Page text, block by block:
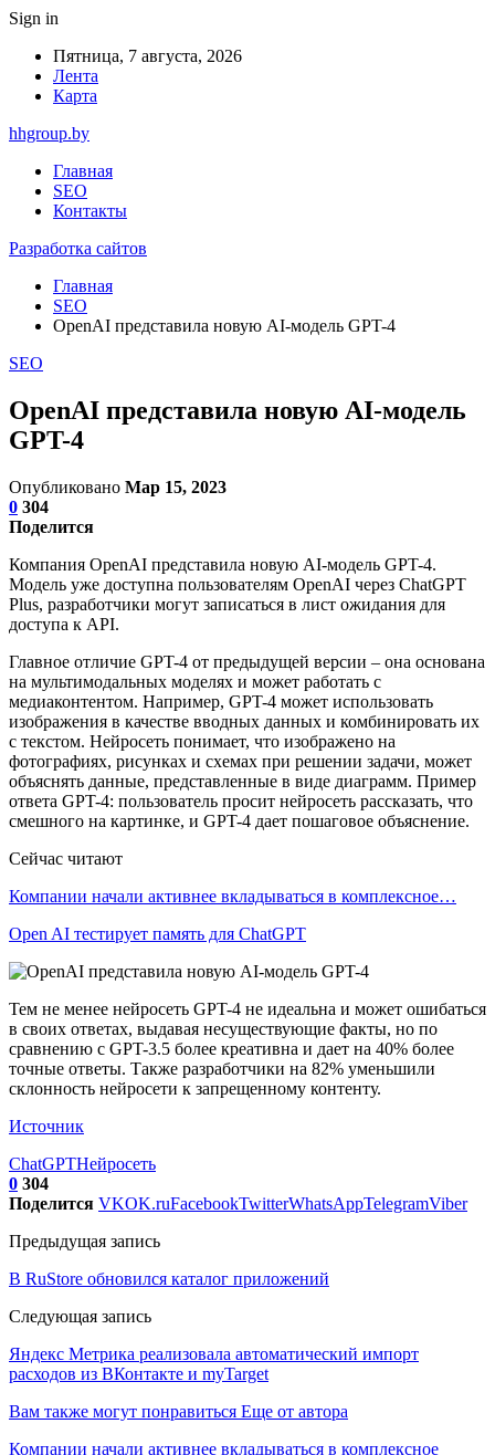
Sign in
Пятница, 7 августа, 2026
Лента
Карта
hhgroup.by
Главная
SEO
Контакты
Разработка сайтов
Главная
SEO
OpenAI представила новую AI-модель GPT-4
SEO
OpenAI представила новую AI-модель
GPT-4
Опубликовано Мар 15, 2023
0 304
Поделится
Компания OpenAI представила новую AI-модель GPT-4.
Модель уже доступна пользователям OpenAI через ChatGPT
Plus, разработчики могут записаться в лист ожидания для
доступа к API.
Главное отличие GPT-4 от предыдущей версии – она основана
на мультимодальных моделях и может работать с
медиаконтентом. Например, GPT-4 может использовать
изображения в качестве вводных данных и комбинировать их
с текстом. Нейросеть понимает, что изображено на
фотографиях, рисунках и схемах при решении задачи, может
объяснять данные, представленные в виде диаграмм. Пример
ответа GPT-4: пользователь просит нейросеть рассказать, что
смешного на картинке, и GPT-4 дает пошаговое объяснение.
Сейчас читают
Компании начали активнее вкладываться в комплексное…
Open AI тестирует память для ChatGPT
Тем не менее нейросеть GPT-4 не идеальна и может ошибаться
в своих ответах, выдавая несуществующие факты, но по
сравнению с GPT-3.5 более креативна и дает на 40% более
точные ответы. Также разработчики на 82% уменьшили
склонность нейросети к запрещенному контенту.
Источник
ChatGPTНейросеть
0 304
Поделится VKOK.ruFacebookTwitterWhatsAppTelegramViber
Предыдущая запись
В RuStore обновился каталог приложений
Следующая запись
Яндекс Метрика реализовала автоматический импорт
расходов из ВКонтакте и myTarget
Вам также могут понравиться Еще от автора
Компании начали активнее вкладываться в комплексное